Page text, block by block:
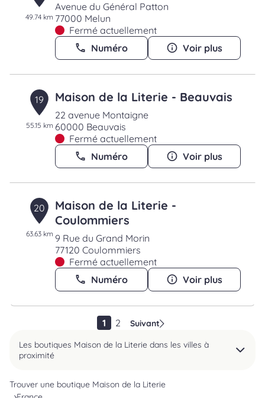
49.74 km
Avenue du Général Patton
77000 Melun
Fermé actuellement
Numéro
Voir plus
19
55.15 km
Maison de la Literie - Beauvais
22 avenue Montaigne
60000 Beauvais
Fermé actuellement
Numéro
Voir plus
20
63.63 km
Maison de la Literie -
Coulommiers
9 Rue du Grand Morin
77120 Coulommiers
Fermé actuellement
Numéro
Voir plus
1 2
Suivant
Les boutiques Maison de la Literie dans les villes à
proximité
Trouver une boutique Maison de la Literie